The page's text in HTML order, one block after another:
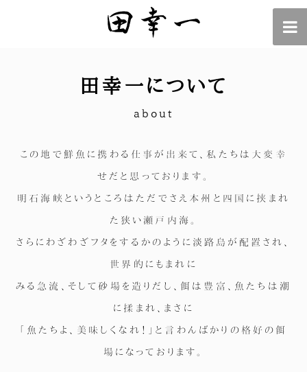
田幸一について
about
この地で鮮魚に携わる仕事が出来て、私たちは大変幸
せだと思っております。
明石海峡というところはただでさえ本州と四国に挟まれ
た狭い瀬戸内海。
さらにわざわざフタをするかのように淡路島が配置され、
世界的にもまれに
みる急流、そして砂場を造りだし、餌は豊富、魚たちは潮
に揉まれ、まさに
「魚たちよ、美味しくなれ！」と言わんばかりの格好の餌
場になっております。